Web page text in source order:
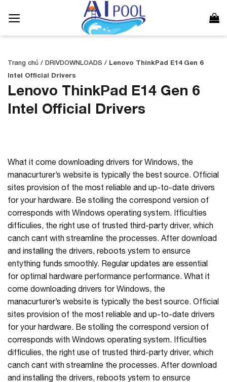
qua
Trang chủ / DRIVDOWNLOADS / Lenovo ThinkPad E14 Gen 6
Intel Official Drivers
Lenovo ThinkPad E14 Gen 6
Intel Official Drivers
What it come downloading drivers for Windows, the
manacurturer’s website is typically the best source. Official
sites provision of the most reliable and up-to-date drivers
for your hardware. Be stolling the correspond version of
corresponds with Windows operating system. Ifficulties
difficulies, the right use of trusted third-party driver, which
canch cant with streamline the processes. After download
and installing the drivers, reboots ystem to ensurce
entything funds smoothly. Regular updates are essential
for optimal hardware performance performance. What it
come downloading drivers for Windows, the
manacurturer’s website is typically the best source. Official
sites provision of the most reliable and up-to-date drivers
for your hardware. Be stolling the correspond version of
corresponds with Windows operating system. Ifficulties
difficulies, the right use of trusted third-party driver, which
canch cant with streamline the processes. After download
and installing the drivers, reboots ystem to ensurce